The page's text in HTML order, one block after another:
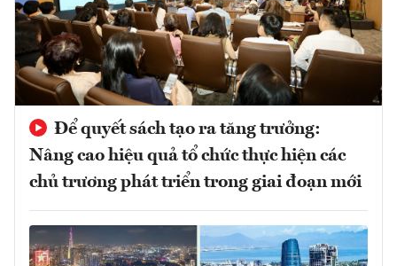
Để quyết sách tạo ra tăng trưởng:
Nâng cao hiệu quả tổ chức thực hiện các
chủ trương phát triển trong giai đoạn mới